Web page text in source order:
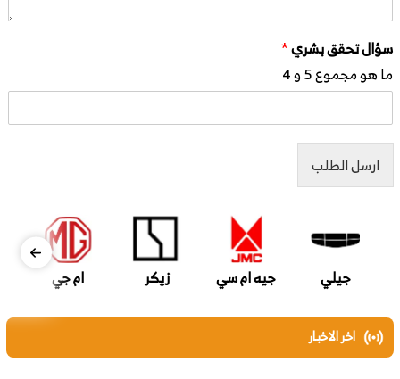
سؤال تحقق بشري*
ما هو مجموع 5 و 4
ارسل الطلب
جيلي جيه ام سي زيكر ام جي
اخر الاخبار